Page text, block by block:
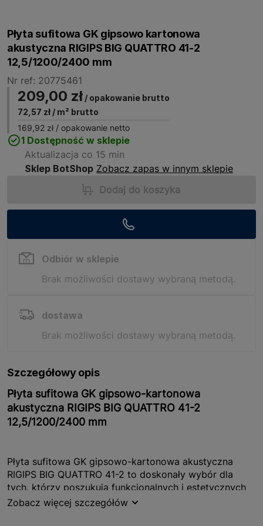
Płyta sufitowa GK gipsowo kartonowa
akustyczna RIGIPS BIG QUATTRO 41-2
12,5/1200/2400 mm
Nr ref: 20775461
209,00 zł / opakowanie brutto
72,57 zł / m² brutto
169,92 zł / opakowanie netto
1 Dostępność w sklepie
Aktualizacja co 15 min
Sklep BotShop Zobacz zapas w innym sklepie
Dodaj do koszyka
Odbiór w sklepie
Brak możliwości dostawy wybraną metodą.
dostawa
Brak możliwości dostawy wybraną metodą.
Szczegółowy opis
Płyta sufitowa GK gipsowo-kartonowa
akustyczna RIGIPS BIG QUATTRO 41-2
12,5/1200/2400 mm
Płyta sufitowa GK gipsowo-kartonowa akustyczna
RIGIPS BIG QUATTRO 41-2 to doskonały wybór dla
tych, którzy poszukują funkcjonalnych i estetycznych
rozwiązań do wykończenia wnętrz. Produkt ten, o
Zobacz więcej szczegółów